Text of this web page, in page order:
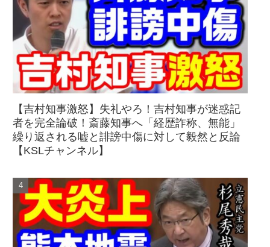
【吉村知事激怒】失礼やろ！吉村知事が迷惑記
者を完全論破！斎藤知事へ「経歴詐称、無能」
繰り返される嘘と誹謗中傷に対して毅然と反論
【KSLチャンネル】